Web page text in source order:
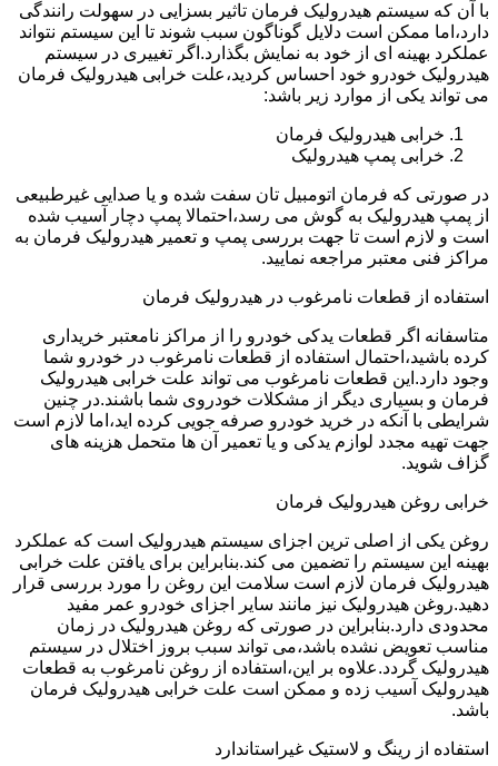
با آن که سیستم هیدرولیک فرمان تاثیر بسزایی در سهولت رانندگی
دارد،اما ممکن است دلایل گوناگون سبب شوند تا این سیستم نتواند
عملکرد بهینه ای از خود به نمایش بگذارد.اگر تغییری در سیستم
هیدرولیک خودرو خود احساس کردید،علت خرابی هیدرولیک فرمان
می تواند یکی از موارد زیر باشد:
خرابی هیدرولیک فرمان
خرابی پمپ هیدرولیک
در صورتی که فرمان اتومبیل تان سفت شده و یا صدایی غیرطبیعی
از پمپ هیدرولیک به گوش می رسد،احتمالا پمپ دچار آسیب شده
است و لازم است تا جهت بررسی پمپ و تعمیر هیدرولیک فرمان به
مراکز فنی معتبر مراجعه نمایید.
استفاده از قطعات نامرغوب در هیدرولیک فرمان
متاسفانه اگر قطعات یدکی خودرو را از مراکز نامعتبر خریداری
کرده باشید،احتمال استفاده از قطعات نامرغوب در خودرو شما
وجود دارد.این قطعات نامرغوب می تواند علت خرابی هیدرولیک
فرمان و بسیاری دیگر از مشکلات خودروی شما باشند.در چنین
شرایطی با آنکه در خرید خودرو صرفه جویی کرده اید،اما لازم است
جهت تهیه مجدد لوازم یدکی و یا تعمیر آن ها متحمل هزینه های
گزاف شوید.
خرابی روغن هیدرولیک فرمان
روغن یکی از اصلی ترین اجزای سیستم هیدرولیک است که عملکرد
بهینه این سیستم را تضمین می کند.بنابراین برای یافتن علت خرابی
هیدرولیک فرمان لازم است سلامت این روغن را مورد بررسی قرار
دهید.روغن هیدرولیک نیز مانند سایر اجزای خودرو عمر مفید
محدودی دارد.بنابراین در صورتی که روغن هیدرولیک در زمان
مناسب تعویض نشده باشد،می تواند سبب بروز اختلال در سیستم
هیدرولیک گردد.علاوه بر این،استفاده از روغن نامرغوب به قطعات
هیدرولیک آسیب زده و ممکن است علت خرابی هیدرولیک فرمان
باشد.
استفاده از رینگ و لاستیک غیراستاندارد